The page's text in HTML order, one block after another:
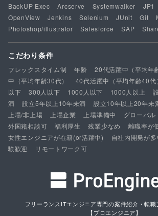
BackUP Exec
Arcserve Systemwalker JP1
OpenView
Jenkins Selenium JUnit Git
Photoshop/illustrator
Salesforce SAP
こだわり条件
フレックスタイム制 年齢 20代活躍中（平均年
中（平均年齢30代）
40代活躍中（平均年齢40代
以下
300人以下 1000人以下 1000人以上
満
設立5年以上10年未満 設立10年以上20年未
上場/非上場
上場企業 上場準備中 グローバル
外国籍相談可
福利厚生 残業少なめ 離職率が
女性エンジニアが在籍(or活躍中)
自社内開発が
験歓迎
リモートワーク可
フリーランスITエンジニア専門の案件紹介・転職
【プロエンジニア】